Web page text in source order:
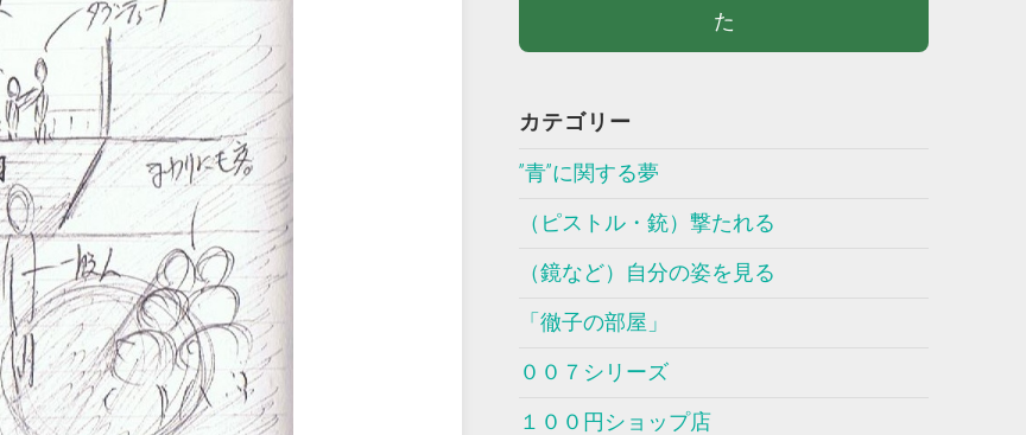
た
カテゴリー
”青”に関する夢
（ピストル・銃）撃たれる
（鏡など）自分の姿を見る
「徹子の部屋」
００７シリーズ
１００円ショップ店